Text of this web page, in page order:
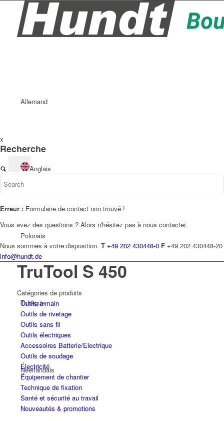
Allemand
Anglais
Polonais
Tchèque
Néerlandais
x
Recherche
Erreur : Formulaire de contact non trouvé !
Vous avez des questions ? Alors n'hésitez pas à nous contacter.
Nous sommes à votre disposition. T +49 202 430448-0 F +49 202 430448-20
info@hundt.de
TruTool S 450
Catégories de produits
Outils à main
Outils de rivetage
Outils sans fil
Outils électriques
Accessoires Batterie/Electrique
Outils de soudage
Électricité
Équipement de chantier
Technique de fixation
Santé et sécurité au travail
Nouveautés & promotions